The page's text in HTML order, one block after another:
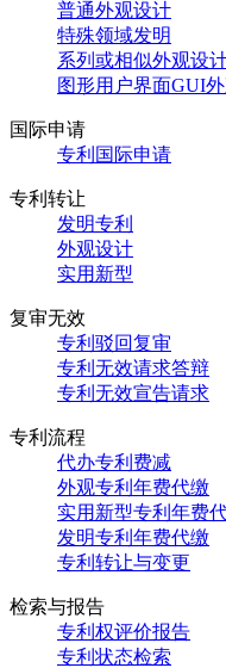
普通外观设计
特殊领域发明
系列或相似外观设
图形用户界面GUI
国际申请
专利国际申请
专利转让
发明专利
外观设计
实用新型
复审无效
专利驳回复审
专利无效请求答辩
专利无效宣告请求
专利流程
代办专利费减
外观专利年费代缴
实用新型专利年费
发明专利年费代缴
专利转让与变更
检索与报告
专利权评价报告
专利状态检索